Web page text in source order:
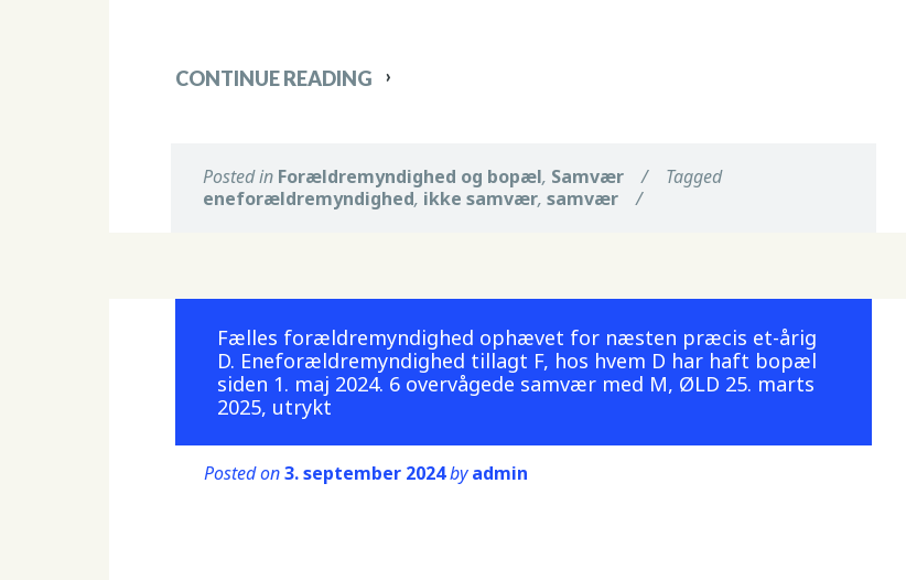
CONTINUE READING
Posted in Forældremyndighed og bopæl, Samvær /
Tagged
eneforældremyndighed, ikke samvær, samvær /
Fælles forældremyndighed ophævet for næsten præcis et-årig
D. Eneforældremyndighed tillagt F, hos hvem D har haft bopæl
siden 1. maj 2024. 6 overvågede samvær med M, ØLD 25. marts
2025, utrykt
Posted on3. september 2024byadmin